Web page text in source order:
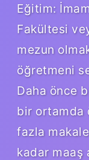
Eğitim:
Fakültesi
mezun
öğretmeni
Daha önce
bir ortamda
fazla
kadar maaş